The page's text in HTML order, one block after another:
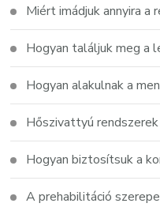
Miért imádjuk annyira
Hogyan találjuk meg a
Hogyan alakulnak a
Hőszivattyú
Hogyan biztosítsuk a
A prehabilitáció